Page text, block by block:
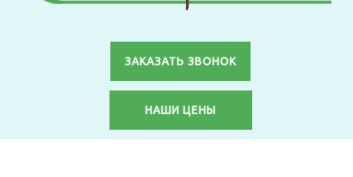
ЗАКАЗАТЬ ЗВОНОК
НАШИ ЦЕНЫ